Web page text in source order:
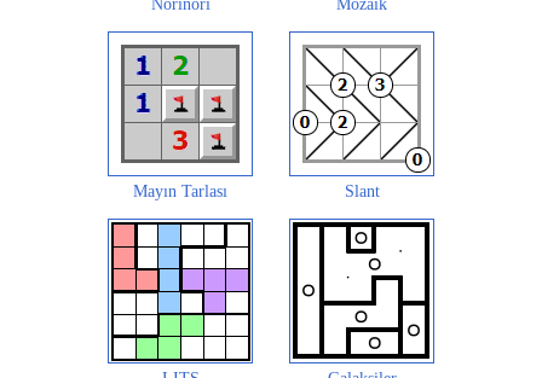
Norinori Mozaik
Mayın Tarlası Slant